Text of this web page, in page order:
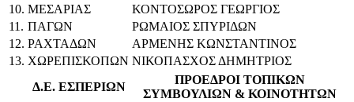
10. ΜΕΣΑΡΙΑΣ
ΚΟΝΤΟΣΩΡΟΣ ΓΕΩΡΓΙΟΣ
11. ΠΑΓΩΝ
ΡΩΜΑΙΟΣ ΣΠΥΡΙΔΩΝ
12. ΡΑΧΤΑΔΩΝ
ΑΡΜΕΝΗΣ ΚΩΝΣΤΑΝΤΙΝΟΣ
13. ΧΩΡΕΠΙΣΚΟΠΩΝ ΝΙΚΟΠΑΣΧΟΣ ΔΗΜΗΤΡΙΟΣ
Δ.Ε. ΕΣΠΕΡΙΩΝ
ΠΡΟΕΔΡΟΙ ΤΟΠΙΚΩΝ
ΣΥΜΒΟΥΛΙΩΝ & ΚΟΙΝΟΤΗΤΩΝ